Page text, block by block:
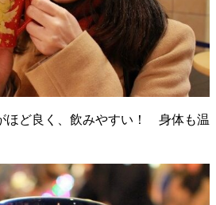
ほど良く、飲みやすい！ 身体も温